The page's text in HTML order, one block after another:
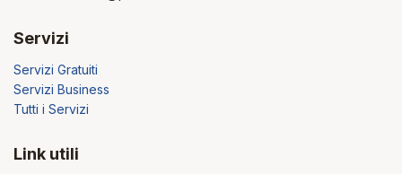
Servizi
Servizi Gratuiti
Servizi Business
Tutti i Servizi
Link utili